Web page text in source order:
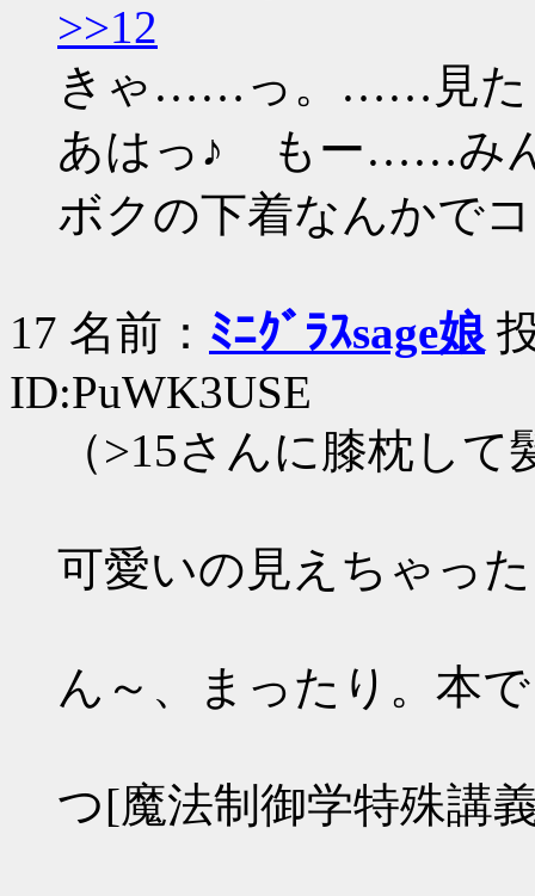
>>12
きゃ……っ。……見た
あはっ♪ もー……み
ボクの下着なんか
17 名前： ﾐﾆｸﾞﾗｽsage娘
ID:PuWK3USE
（>15さんに膝枕し
可愛いの見えちゃっ
ん～、まったり。本
つ[魔法制御学特殊講